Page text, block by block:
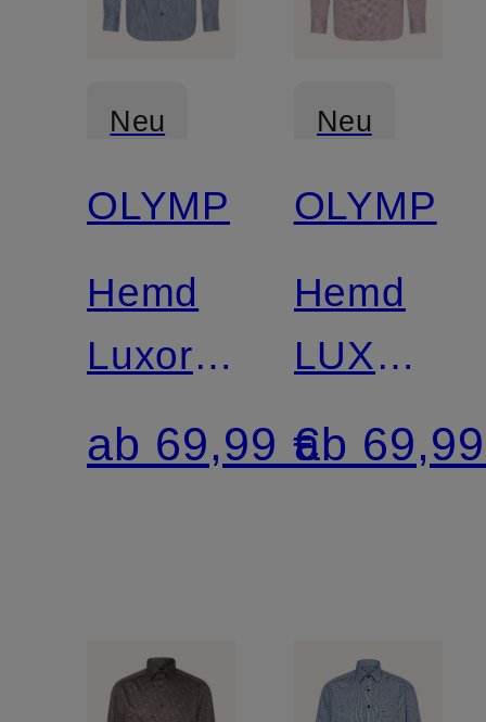
Neu
Zertifiziert
OLYMP
Hemd
Luxor
comfort
fit
ab 69,99 €
Neu
Zertifiziert
OLYMP
Hemd
LUXOR
comfort
fit
ab